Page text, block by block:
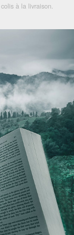
à la livraison.